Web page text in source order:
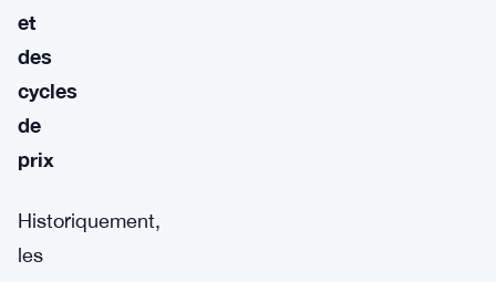
et
des
cycles
de
prix
Historiquement,
les